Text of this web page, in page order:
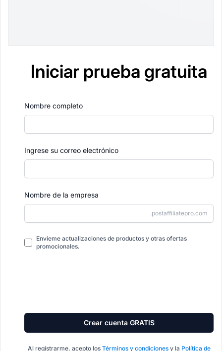
Iniciar prueba gratuita
Nombre completo
Ingrese su correo electrónico
Nombre de la empresa
.postaffiliatepro.com
Envíeme actualizaciones de productos y otras ofertas
promocionales.
Crear cuenta GRATIS
Al registrarme, acepto los Términos y condicionesy la Política de